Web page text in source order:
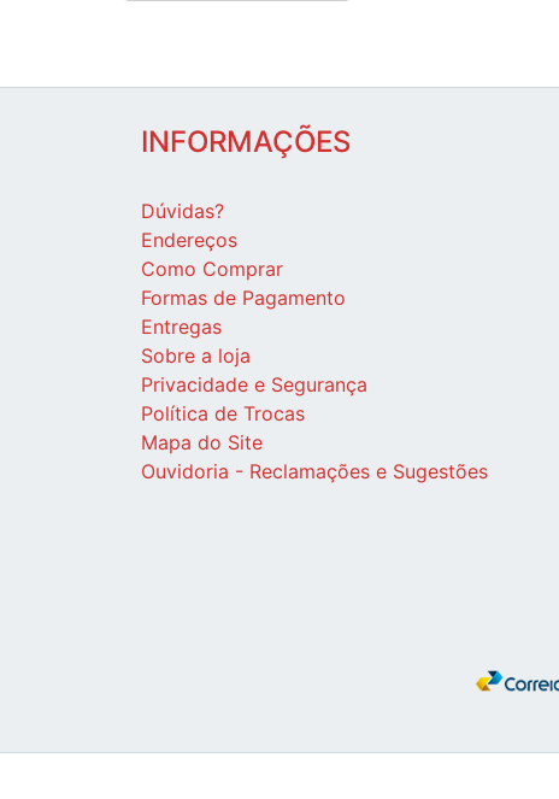
INFORMAÇÕES
Dúvidas?
Endereços
Como Comprar
Formas de Pagamento
Entregas
Sobre a loja
Privacidade e Segurança
Política de Trocas
Mapa do Site
Ouvidoria - Reclamações e Sugestões